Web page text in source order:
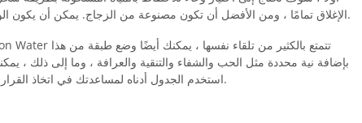
الإغلاق تمامًا ، ومن الأفضل أن تكون مصنوعة من الزجاج. يمكن أن يكون الوعاء الخاص بك أي لون تريده.
الزجاجة مع نيتك magickal. استخدم الجدول أدناه لمساعدتك في اتخاذ القرار.